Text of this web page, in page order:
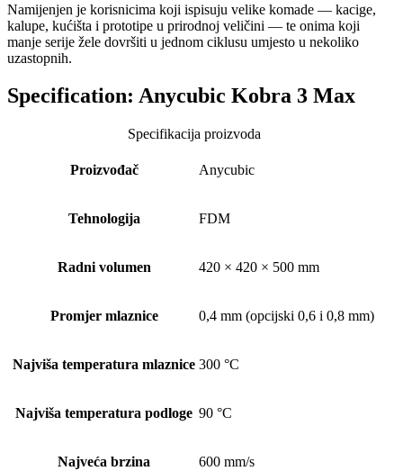
Namijenjen je korisnicima koji ispisuju velike komade — kacige,
kalupe, kućišta i prototipe u prirodnoj veličini — te onima koji
manje serije žele dovršiti u jednom ciklusu umjesto u nekoliko
uzastopnih.
Specification: Anycubic Kobra 3 Max
Specifikacija proizvoda
Proizvođač Anycubic
Tehnologija FDM
Radni volumen 420 × 420 × 500 mm
Promjer mlaznice 0,4 mm (opcijski 0,6 i 0,8 mm)
Najviša temperatura mlaznice 300 °C
Najviša temperatura podloge 90 °C
Najveća brzina 600 mm/s